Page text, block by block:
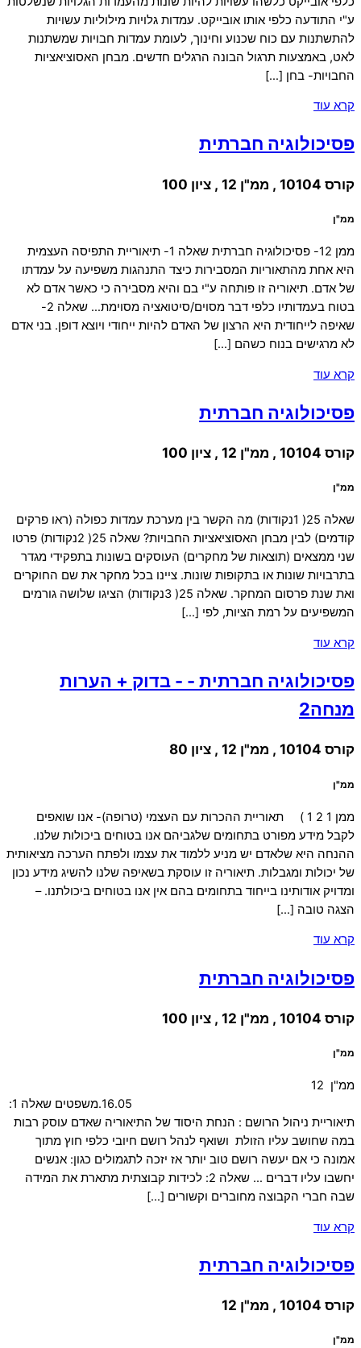
ע"י התודעה כלפי אותו אובייקט. עמדות גלויות מילוליות עשויות
להתשתנות עם כוח שכנוע וחינוך, לעומת עמדות חבויות שמשתנות
לאט, באמצעות תרגול הבונה הרגלים חדשים. מבחן האסוציאציות
החבויות- בחן […]
קרא עוד
פסיכולוגיה חברתית
קורס 10104 , ממ"ן 12 , ציון 100
ממ"ן
ממן 12- פסיכולוגיה חברתית שאלה 1- תיאוריית התפיסה העצמית
היא אחת מהתאוריות המסבירות כיצד התנהגות משפיעה על עמדתו
של אדם. תיאוריה זו פותחה ע"י בם והיא מסבירה כי כאשר אדם לא
בטוח בעמדותיו כלפי דבר מסוים/סיטואציה מסוימת… שאלה 2-
שאיפה לייחודית היא הרצון של האדם להיות ייחודי ויוצא דופן. בני אדם
לא מרגישים בנוח כשהם […]
קרא עוד
פסיכולוגיה חברתית
קורס 10104 , ממ"ן 12 , ציון 100
ממ"ן
שאלה 25( 1נקודות) מה הקשר בין מערכת עמדות כפולה (ראו פרקים
קודמים) לבין מבחן האסוציאציות החבויות? שאלה 25( 2נקודות) פרטו
שני ממצאים (תוצאות של מחקרים) העוסקים בשונות בתפקידי מגדר
בתרבויות שונות או בתקופות שונות. ציינו בכל מחקר את שם החוקרים
ואת שנת פרסום המחקר. שאלה 25( 3נקודות) הציגו שלושה גורמים
המשפיעים על רמת הציות, לפי […]
קרא עוד
פסיכולוגיה חברתית - - בדוק + הערות
מנחה2
קורס 10104 , ממ"ן 12 , ציון 80
ממ"ן
ממן 1 2 1 ) תאוריית ההכרות עם העצמי (טרופה)- אנו שואפים
לקבל מידע מפורט בתחומים שלגביהם אנו בטוחים ביכולות שלנו.
ההנחה היא שלאדם יש מניע ללמוד את עצמו ולפתח הערכה מציאותית
של יכולות ומגבלות. תיאוריה זו עוסקת בשאיפה שלנו להשיג מידע נכון
ומדויק אודותינו בייחוד בתחומים בהם אין אנו בטוחים ביכולתנו. –
הצגה טובה […]
קרא עוד
פסיכולוגיה חברתית
קורס 10104 , ממ"ן 12 , ציון 100
ממ"ן
16.05.משפטים שאלה 1:
תיאוריית ניהול הרושם : הנחת היסוד של התיאוריה שאדם עוסק רבות
במה שחושב עליו הזולת ושואף לנהל רושם חיובי כלפי חוץ מתוך
אמונה כי אם יעשה רושם טוב יותר אז יזכה לתגמולים כגון: אנשים
יחשבו עליו דברים … שאלה 2: לכידות קבוצתית מתארת את המידה
שבה חברי הקבוצה מחוברים וקשורים […]
קרא עוד
פסיכולוגיה חברתית
קורס 10104 , ממ"ן 12
ממ"ן